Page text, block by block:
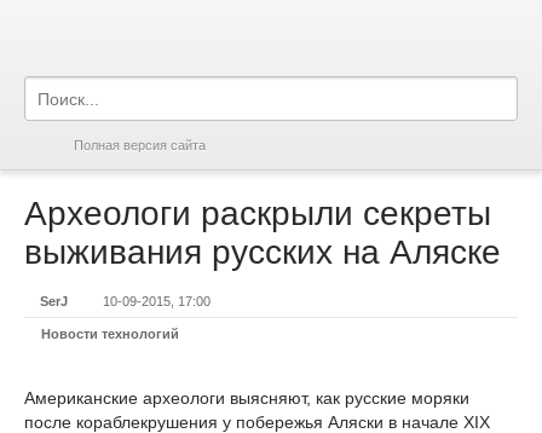
Полная версия сайта
Археологи раскрыли секреты
выживания русских на Аляске
SerJ 10-09-2015, 17:00
Новости технологий
Американские археологи выясняют, как русские моряки
после кораблекрушения у побережья Аляски в начале ХIХ